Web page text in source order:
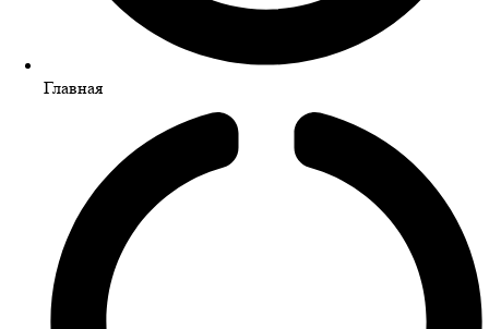
Главная